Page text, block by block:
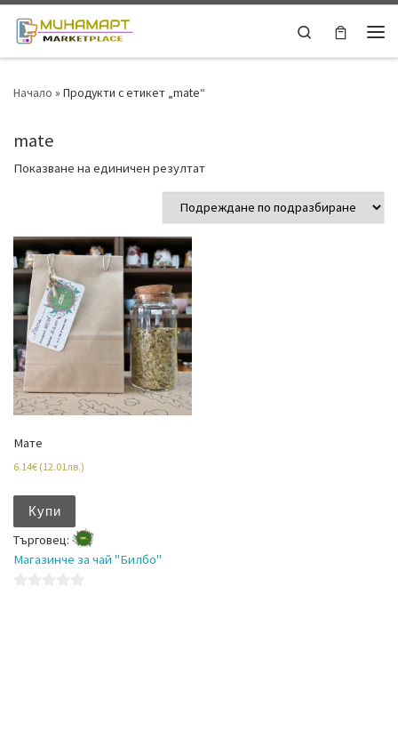
Skip to content
Search
Начало » Продукти с етикет „mate“
mate
Показване на единичен резултат
Мате
6.14€ (12.01 лв.)
Купи
Търговец:
Магазинче за чай "Билбо"